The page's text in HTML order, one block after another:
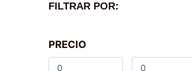
FILTRAR POR:
PRECIO